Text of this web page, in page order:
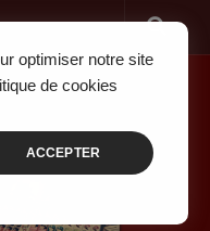
optimiser notre site
de cookies
ACCEPTER